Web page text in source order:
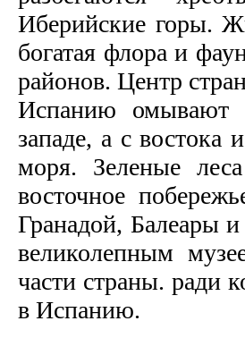
Иберийские горы.
богатая флора и
районов. Центр
Испанию омывают
западе, а с
моря. Зеленые
восточное
Гранадой, Балеары
великолепным
части страны. ради
в Испанию.